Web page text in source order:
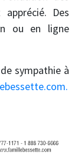
Des
ou en ligne
sympathie à